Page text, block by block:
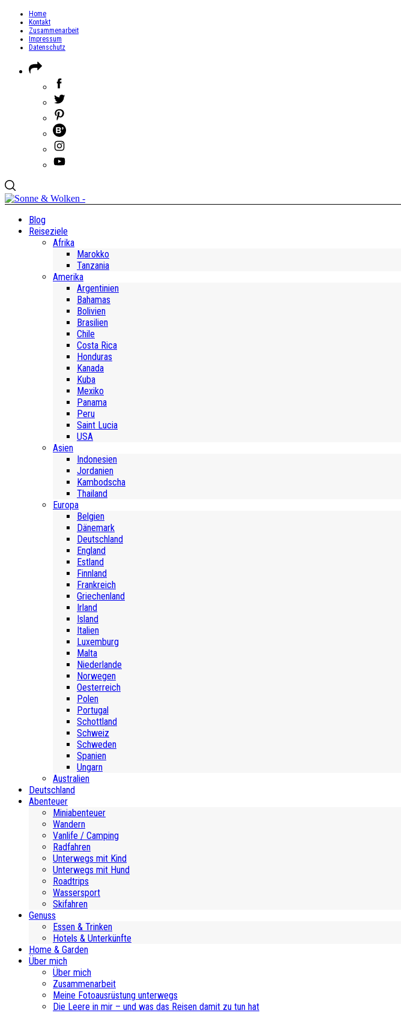
Home
Kontakt
Zusammenarbeit
Impressum
Datenschutz
Blog
Reiseziele
Afrika
Marokko
Tanzania
Amerika
Argentinien
Bahamas
Bolivien
Brasilien
Chile
Costa Rica
Honduras
Kanada
Kuba
Mexiko
Panama
Peru
Saint Lucia
USA
Asien
Indonesien
Jordanien
Kambodscha
Thailand
Europa
Belgien
Dänemark
Deutschland
England
Estland
Finnland
Frankreich
Griechenland
Irland
Island
Italien
Luxemburg
Malta
Niederlande
Norwegen
Oesterreich
Polen
Portugal
Schottland
Schweiz
Schweden
Spanien
Ungarn
Australien
Deutschland
Abenteuer
Miniabenteuer
Wandern
Vanlife / Camping
Radfahren
Unterwegs mit Kind
Unterwegs mit Hund
Roadtrips
Wassersport
Skifahren
Genuss
Essen & Trinken
Hotels & Unterkünfte
Home & Garden
Über mich
Über mich
Zusammenarbeit
Meine Fotoausrüstung unterwegs
Die Leere in mir – und was das Reisen damit zu tun hat